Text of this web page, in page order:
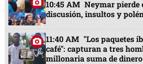
10:45 AM Neymar pierde
discusión, insultos y
11:40 AM "Los paquetes
café": capturan a tres
millonaria suma de dinero